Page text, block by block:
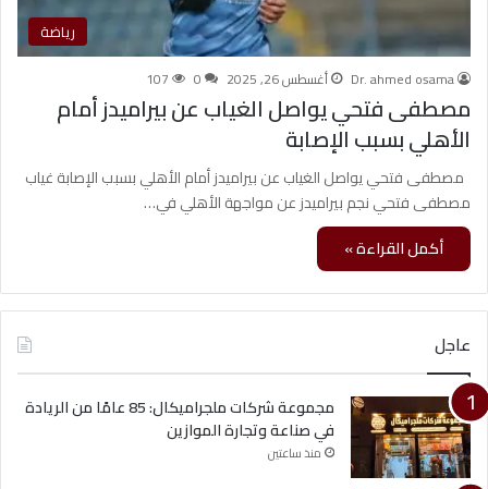
رياضة
Dr. ahmed osama أغسطس 26, 2025 0
107
مصطفى فتحي يواصل الغياب عن بيراميدز أمام
الأهلي بسبب الإصابة
مصطفى فتحي يواصل الغياب عن بيراميدز أمام الأهلي بسبب الإصابة غياب
مصطفى فتحي نجم بيراميدز عن مواجهة الأهلي في…
أكمل القراءة »
عاجل
مجموعة شركات ملجراميكال: 85 عامًا من الريادة
في صناعة وتجارة الموازين
منذ ساعتين